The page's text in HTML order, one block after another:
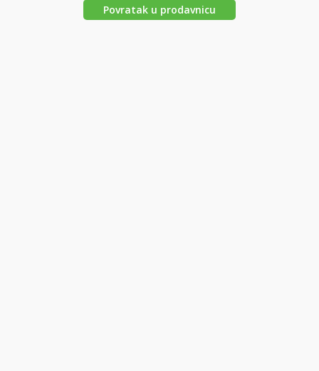
Povratak u prodavnicu